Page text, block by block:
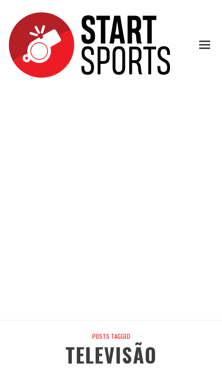
POSTS TAGGED
TELEVISÃO